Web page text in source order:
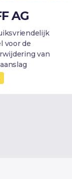
AG
voor de
van